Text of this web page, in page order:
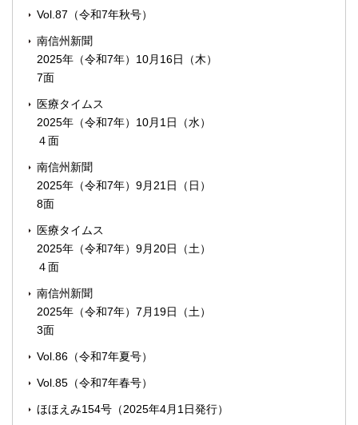
Vol.87（令和7年秋号）
南信州新聞
2025年（令和7年）10月16日（木）
7面
医療タイムス
2025年（令和7年）10月1日（水）
４面
南信州新聞
2025年（令和7年）9月21日（日）
8面
医療タイムス
2025年（令和7年）9月20日（土）
４面
南信州新聞
2025年（令和7年）7月19日（土）
3面
Vol.86（令和7年夏号）
Vol.85（令和7年春号）
ほほえみ154号（2025年4月1日発行）